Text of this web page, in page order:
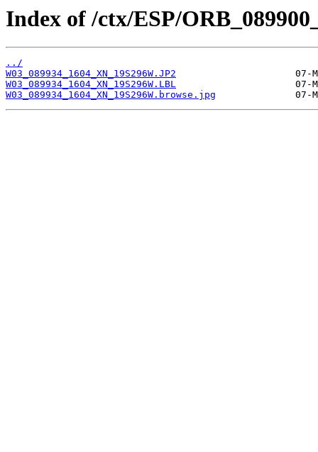
Index of /ctx/ESP/
../
W03_089934_1604_XN_19S296W.JP2
W03_089934_1604_XN_19S296W.LBL
W03_089934_1604_XN_19S296W.browse.jpg